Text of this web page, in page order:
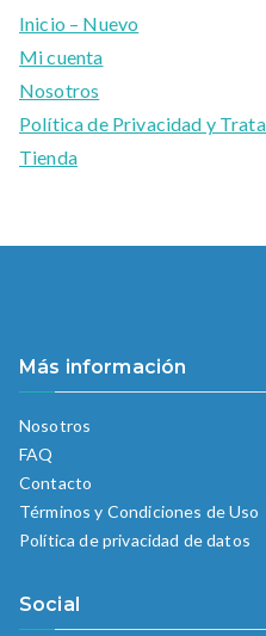
Inicio – Nuevo
Mi cuenta
Nosotros
Política de Privacidad y
Tienda
Más información
Nosotros
FAQ
Contacto
Términos y Condiciones de Uso
Política de privacidad de datos
Social